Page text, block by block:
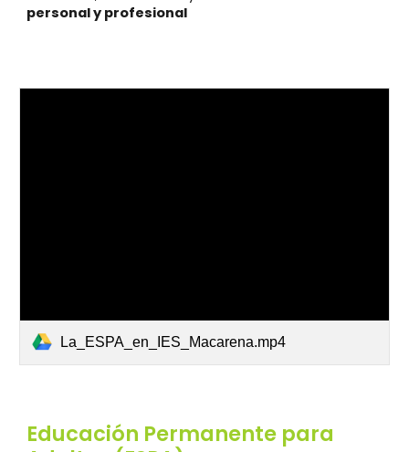
personal y profesional
La_ESPA_en_IES_Macarena.mp4
Educación Permanente para